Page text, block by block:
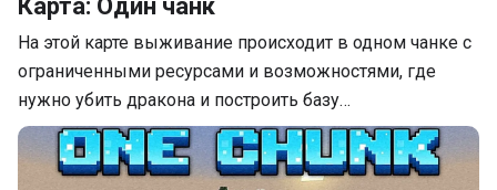
Карта: Один чанк
На этой карте выживание происходит в одном чанке с
ограниченными ресурсами и возможностями, где
нужно убить дракона и построить базу…